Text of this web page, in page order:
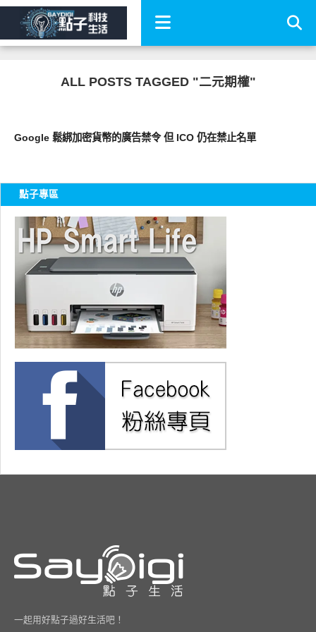
ALL POSTS TAGGED "二元期權"
Google 鬆綁加密貨幣的廣告禁令 但 ICO 仍在禁止名單
點子專區
一起用好點子過好生活吧！